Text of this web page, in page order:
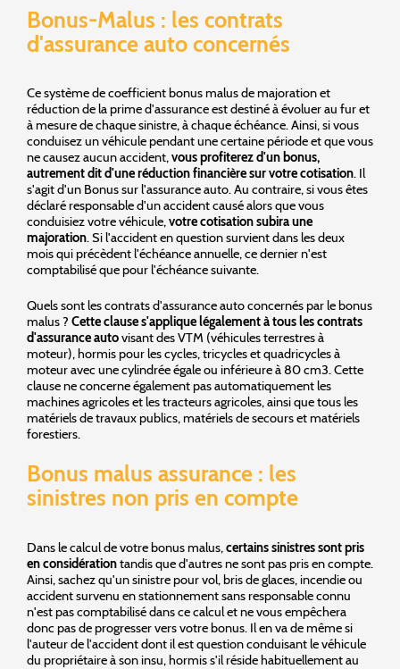
Bonus-Malus : les contrats
d'assurance auto concernés
Ce système de coefficient bonus malus de majoration et
réduction de la prime d'assurance est destiné à évoluer au fur et
à mesure de chaque sinistre, à chaque échéance. Ainsi, si vous
conduisez un véhicule pendant une certaine période et que vous
ne causez aucun accident,vous profiterez d'un bonus,
autrement dit d'une réduction financière sur votre cotisation. Il
s'agit d'un Bonus sur l'assurance auto. Au contraire, si vous êtes
déclaré responsable d'un accident causé alors que vous
conduisiez votre véhicule,votre cotisation subira une
majoration. Si l'accident en question survient dans les deux
mois qui précèdent l'échéance annuelle, ce dernier n'est
comptabilisé que pour l'échéance suivante.
Quels sont les contrats d'assurance auto concernés par le bonus
malus ? Cette clause s'applique légalement à tous les contrats
d'assurance autovisant des VTM (véhicules terrestres à
moteur), hormis pour les cycles, tricycles et quadricycles à
moteur avec une cylindrée égale ou inférieure à 80 cm3. Cette
clause ne concerne également pas automatiquement les
machines agricoles et les tracteurs agricoles, ainsi que tous les
matériels de travaux publics, matériels de secours et matériels
forestiers.
Bonus malus assurance : les
sinistres non pris en compte
Dans le calcul de votre bonus malus, certains sinistres sont pris
en considérationtandis que d'autres ne sont pas pris en compte.
Ainsi, sachez qu'un sinistre pour vol, bris de glaces, incendie ou
accident survenu en stationnement sans responsable connu
n'est pas comptabilisé dans ce calcul et ne vous empêchera
donc pas de progresser vers votre bonus. Il en va de même si
l'auteur de l'accident dont il est question conduisant le véhicule
du propriétaire à son insu, hormis s'il réside habituellement au